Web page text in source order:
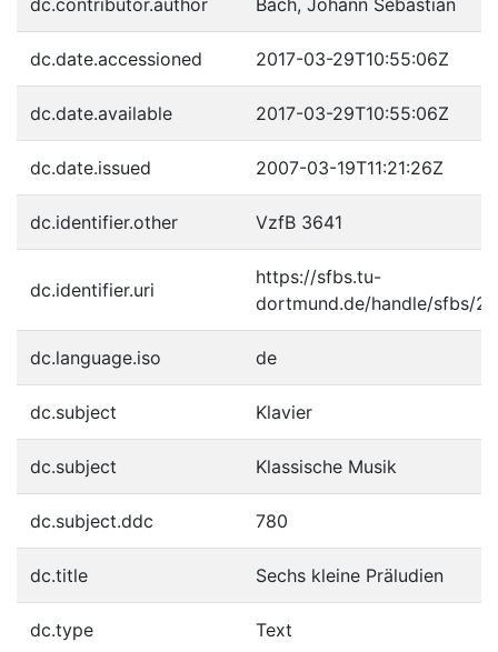
dc.contributor.author Bach, Johann Sebastian
dc.date.accessioned 2017-03-29T10:55:06Z
dc.date.available 2017-03-29T10:55:06Z
dc.date.issued 2007-03-19T11:21:26Z
dc.identifier.other VzfB 3641
dc.identifier.uri
https://sfbs.tu-
dortmund.de/handle/sfbs/
dc.language.iso de
dc.subject Klavier
dc.subject Klassische Musik
dc.subject.ddc 780
dc.title Sechs kleine Präludien
dc.type Text